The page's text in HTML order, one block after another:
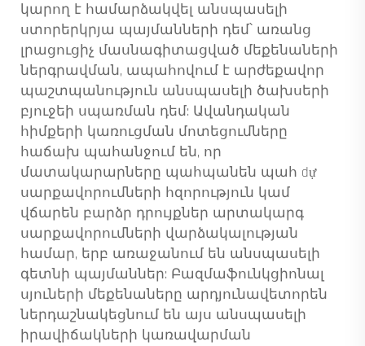
կարող է համարձակվել անսպասելի
ստորերկրյա պայմանների դեմ՝ առանց
լրացուցիչ մասնագիտացված մեքենաների
ներգրավման, ապահովում է արժեքավոր
պաշտպանություն անսպասելի ծախսերի
բյուջեի սպառման դեմ: Ավանդական
հիմքերի կառուցման մոտեցումները
հաճախ պահանջում են, որ
մատակարարները պահպանեն պահ dự
սարքավորումների հզորություն կամ
վճարեն բարձր դրույքներ արտակարգ
սարքավորումների վարձակալության
համար, երբ առաջանում են անսպասելի
գետնի պայմաններ: Բազմաֆունկցիոնալ
սյուների մեքենաները արդյունավետորեն
ներդաշնակեցնում են այս անսպասելի
իրավիճակների կառավարման